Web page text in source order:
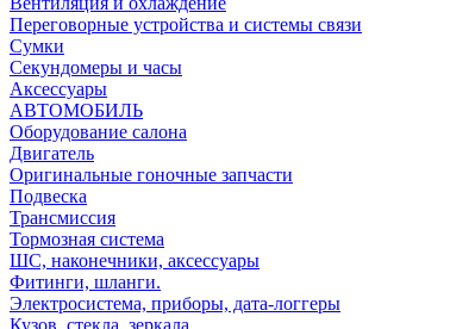
Переговорные устройства и системы связи
Сумки
Секундомеры и часы
Аксессуары
АВТОМОБИЛЬ
Оборудование салона
Двигатель
Оригинальные гоночные запчасти
Подвеска
Трансмиссия
Тормозная система
ШС, наконечники, аксессуары
Фитинги, шланги.
Электросистема, приборы, дата-логгеры
Кузов, стекла, зеркала